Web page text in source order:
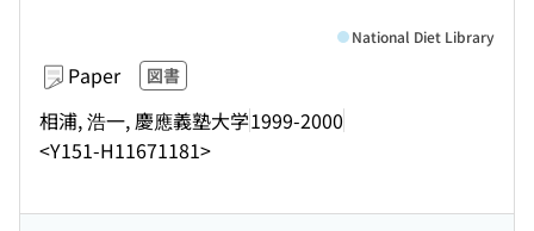
Paper 図書
相浦, 浩一, 慶應義塾大学1999-2000
<Y151-H11671181>
National Diet Library